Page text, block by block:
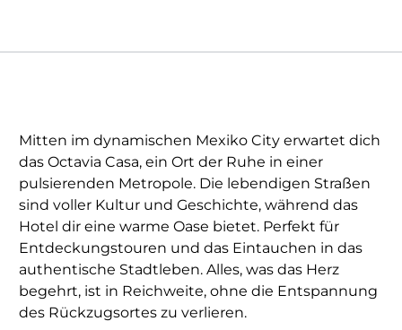
Mitten im dynamischen Mexiko City erwartet dich
das Octavia Casa, ein Ort der Ruhe in einer
pulsierenden Metropole. Die lebendigen Straßen
sind voller Kultur und Geschichte, während das
Hotel dir eine warme Oase bietet. Perfekt für
Entdeckungstouren und das Eintauchen in das
authentische Stadtleben. Alles, was das Herz
begehrt, ist in Reichweite, ohne die Entspannung
des Rückzugsortes zu verlieren.